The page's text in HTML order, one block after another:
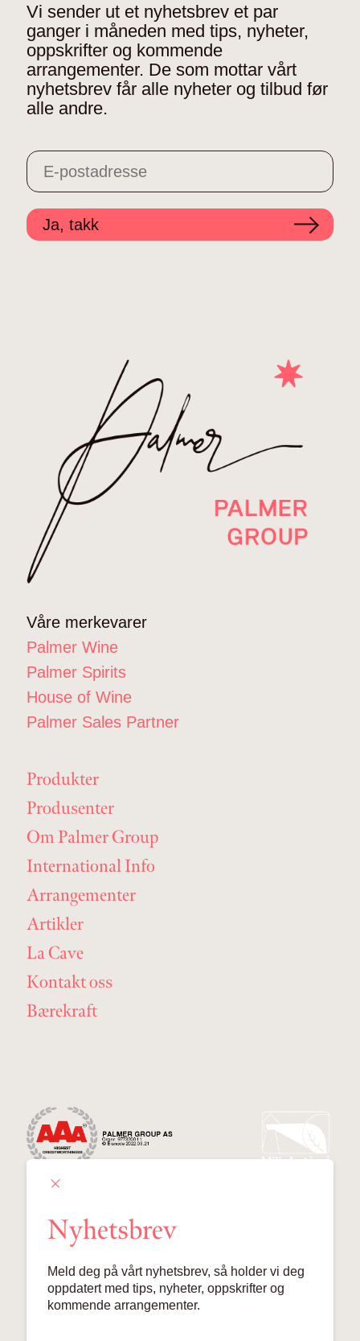
Vi sender ut et nyhetsbrev et par
ganger i måneden med tips, nyheter,
oppskrifter og kommende
arrangementer. De som mottar vårt
nyhetsbrev får alle nyheter og tilbud før
alle andre.
Ja, takk
Våre merkevarer
Palmer Wine
Palmer Spirits
House of Wine
Palmer Sales Partner
Produkter
Produsenter
Om Palmer Group
International Info
Arrangementer
Artikler
La Cave
Kontakt oss
Bærekraft
Lille Grensen 7, 0159 Oslo
Nyhetsbrev
Meld deg på vårt nyhetsbrev, så holder vi deg
oppdatert med tips, nyheter, oppskrifter og
kommende arrangementer.